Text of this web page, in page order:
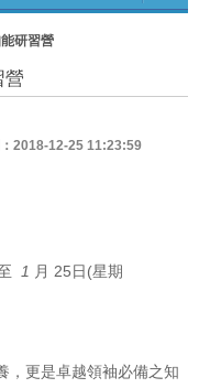
研習營
營
2018-12-25 11:23:59
1 月 25日(星期
，更是卓越領袖必備之知